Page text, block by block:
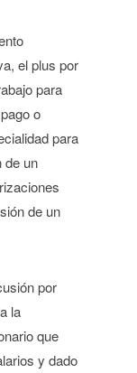
el plus por
para
o
para
de un
de un
por
la
que
y dado